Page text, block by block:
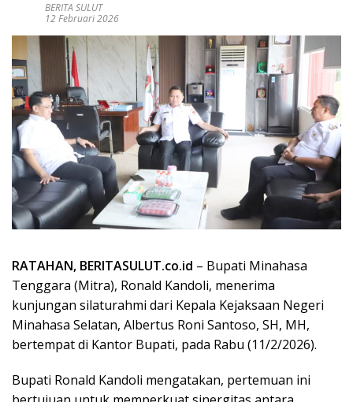
BERITA SULUT
12 Februari 2026
RATAHAN, BERITASULUT.co.id – Bupati Minahasa
Tenggara (Mitra), Ronald Kandoli, menerima
kunjungan silaturahmi dari Kepala Kejaksaan Negeri
Minahasa Selatan, Albertus Roni Santoso, SH, MH,
bertempat di Kantor Bupati, pada Rabu (11/2/2026).
Bupati Ronald Kandoli mengatakan, pertemuan ini